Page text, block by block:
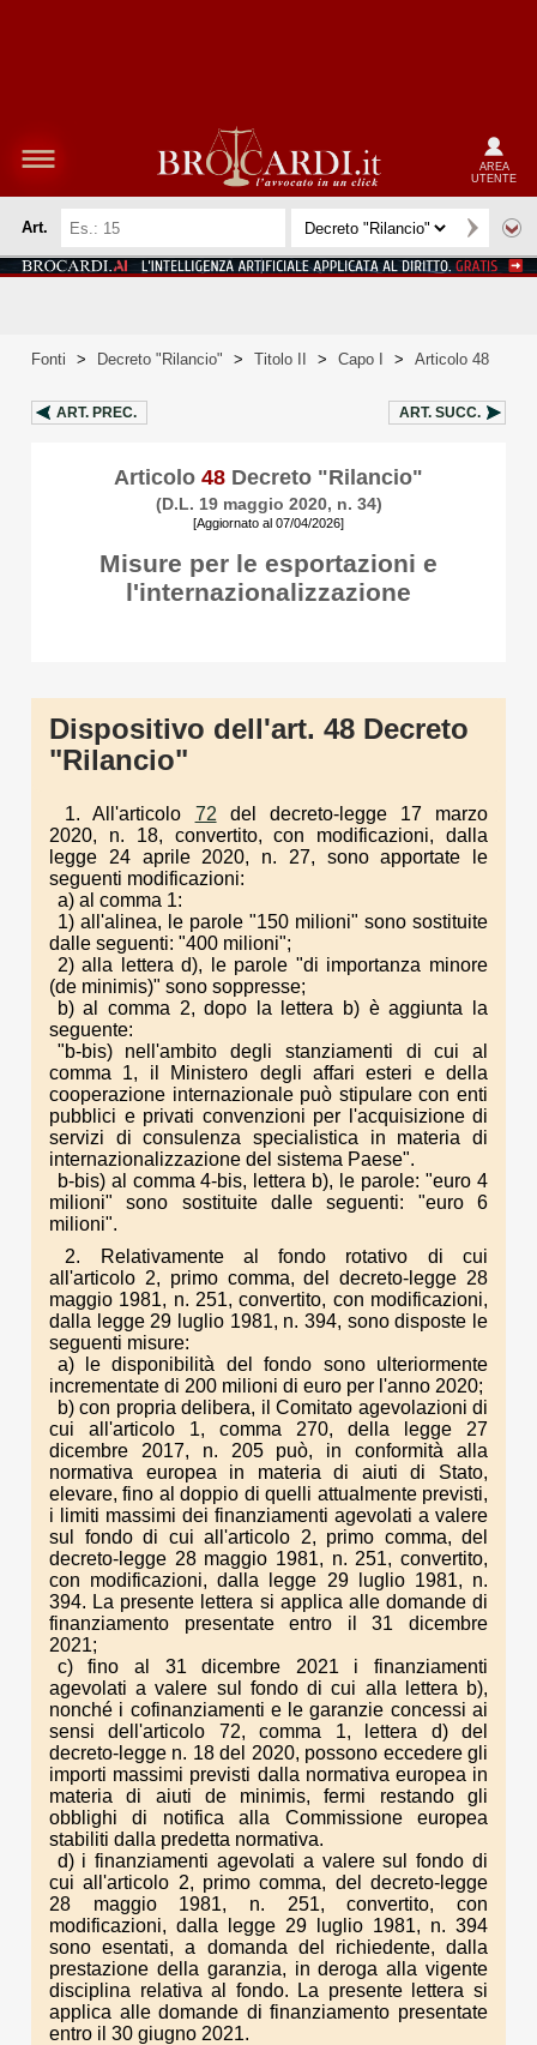
AREA
UTENTE
Art.
Fonti > Decreto "Rilancio" > Titolo II > Capo I > Articolo 48
ART. PREC. ART. SUCC.
Articolo 48 Decreto "Rilancio"
(D.L. 19 maggio 2020, n. 34)
[Aggiornato al 07/04/2026]
Misure per le esportazioni e
l'internazionalizzazione
Dispositivo dell'art. 48 Decreto
"Rilancio"
1. All'articolo 72 del decreto-legge 17 marzo
2020, n. 18, convertito, con modificazioni, dalla
legge 24 aprile 2020, n. 27, sono apportate le
seguenti modificazioni:
a) al comma 1:
1) all'alinea, le parole "150 milioni" sono sostituite
dalle seguenti: "400 milioni";
2) alla lettera d), le parole "di importanza minore
(de minimis)" sono soppresse;
b) al comma 2, dopo la lettera b) è aggiunta la
seguente:
"b-bis) nell'ambito degli stanziamenti di cui al
comma 1, il Ministero degli affari esteri e della
cooperazione internazionale può stipulare con enti
pubblici e privati convenzioni per l'acquisizione di
servizi di consulenza specialistica in materia di
internazionalizzazione del sistema Paese".
b-bis) al comma 4-bis, lettera b), le parole: "euro 4
milioni" sono sostituite dalle seguenti: "euro 6
milioni".
2. Relativamente al fondo rotativo di cui
all'articolo 2, primo comma, del decreto-legge 28
maggio 1981, n. 251, convertito, con modificazioni,
dalla legge 29 luglio 1981, n. 394, sono disposte le
seguenti misure:
a) le disponibilità del fondo sono ulteriormente
incrementate di 200 milioni di euro per l'anno 2020;
b) con propria delibera, il Comitato agevolazioni di
cui all'articolo 1, comma 270, della legge 27
dicembre 2017, n. 205 può, in conformità alla
normativa europea in materia di aiuti di Stato,
elevare, fino al doppio di quelli attualmente previsti,
i limiti massimi dei finanziamenti agevolati a valere
sul fondo di cui all'articolo 2, primo comma, del
decreto-legge 28 maggio 1981, n. 251, convertito,
con modificazioni, dalla legge 29 luglio 1981, n.
394. La presente lettera si applica alle domande di
finanziamento presentate entro il 31 dicembre
2021;
c) fino al 31 dicembre 2021 i finanziamenti
agevolati a valere sul fondo di cui alla lettera b),
nonché i cofinanziamenti e le garanzie concessi ai
sensi dell'articolo 72, comma 1, lettera d) del
decreto-legge n. 18 del 2020, possono eccedere gli
importi massimi previsti dalla normativa europea in
materia di aiuti de minimis, fermi restando gli
obblighi di notifica alla Commissione europea
stabiliti dalla predetta normativa.
d) i finanziamenti agevolati a valere sul fondo di
cui all'articolo 2, primo comma, del decreto-legge
28 maggio 1981, n. 251, convertito, con
modificazioni, dalla legge 29 luglio 1981, n. 394
sono esentati, a domanda del richiedente, dalla
prestazione della garanzia, in deroga alla vigente
disciplina relativa al fondo. La presente lettera si
applica alle domande di finanziamento presentate
entro il 30 giugno 2021.